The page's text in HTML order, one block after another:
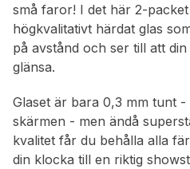
små faror! I det här 2-
högkvalitativt härdat glas
på avstånd och ser till att
glänsa.
Glaset är bara 0,3 mm tunt
skärmen - men ändå
kvalitet får du behålla alla
din klocka till en riktig